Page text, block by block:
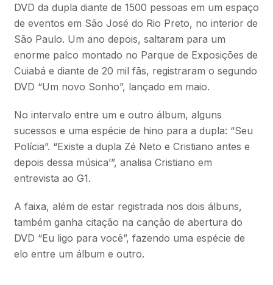
DVD da dupla diante de 1500 pessoas em um espaço
de eventos em São José do Rio Preto, no interior de
São Paulo. Um ano depois, saltaram para um
enorme palco montado no Parque de Exposições de
Cuiabá e diante de 20 mil fãs, registraram o segundo
DVD “Um novo Sonho”, lançado em maio.
No intervalo entre um e outro álbum, alguns
sucessos e uma espécie de hino para a dupla: “Seu
Polícia”. “Existe a dupla Zé Neto e Cristiano antes e
depois dessa música’”, analisa Cristiano em
entrevista ao G1.
A faixa, além de estar registrada nos dois álbuns,
também ganha citação na canção de abertura do
DVD “Eu ligo para você”, fazendo uma espécie de
elo entre um álbum e outro.